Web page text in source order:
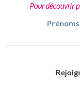
Pour découvrir